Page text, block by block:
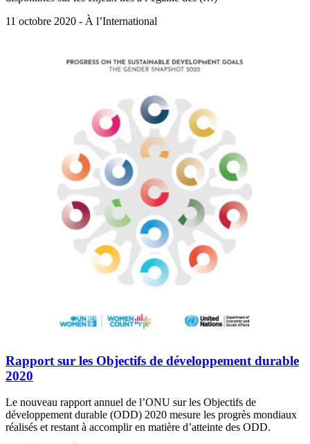
11 octobre 2020 - À l’International
Rapport sur les Objectifs de développement durable
2020
Le nouveau rapport annuel de l’ONU sur les Objectifs de
développement durable (ODD) 2020 mesure les progrès mondiaux
réalisés et restant à accomplir en matière d’atteinte des ODD.